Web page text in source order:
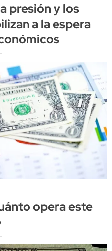
presión y los
a la espera
opera este